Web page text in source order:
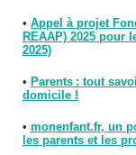
• Appel à projet
REAAP) 2025 pour
2025)
• Parents : tout
domicile !
• monenfant.fr, un
les parents et les